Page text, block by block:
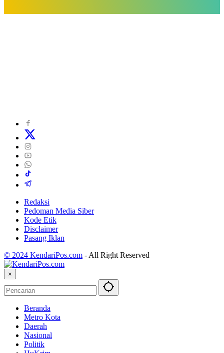
Redaksi
Pedoman Media Siber
Kode Etik
Disclaimer
Pasang Iklan
© 2024 KendariPos.com -All Right Reserved
×
Beranda
Metro Kota
Daerah
Nasional
Politik